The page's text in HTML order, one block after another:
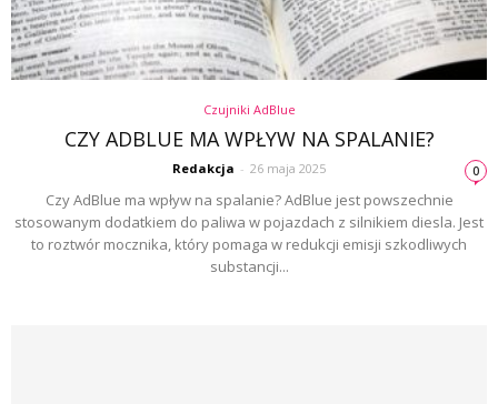
Czujniki AdBlue
CZY ADBLUE MA WPŁYW NA SPALANIE?
Redakcja - 26 maja 2025 0
Czy AdBlue ma wpływ na spalanie? AdBlue jest powszechnie
stosowanym dodatkiem do paliwa w pojazdach z silnikiem diesla. Jest
to roztwór mocznika, który pomaga w redukcji emisji szkodliwych
substancji...